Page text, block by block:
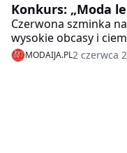
Konkurs: „Moda
Czerwona szminka
wysokie obcasy i
argumentów w
specjalista w zakresie
MODAIJA.PL2 czerwca